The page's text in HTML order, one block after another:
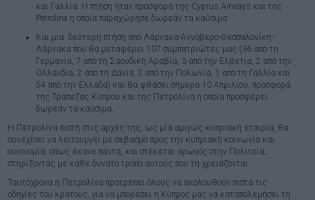
και Γαλλία. Η πτήση ήταν προσφορά της Cyprus Airways και της
Petrolina η οποία παραχώρησε δωρεάν τα καύσιμα
Και μια δεύτερη πτήση από Λάρνακα-Αννόβερο-Θεσσαλονίκη-
Λάρνακα που θα μεταφέρει 107 συμπατριώτες μας (36 από τη
Γερμανία, 7 από τη Σαουδική Αραβία, 3 από την Ελβετία, 2 από την
Ολλανδία, 2 από τη Δανία, 2 από την Πολωνία, 1 από τη Γαλλία και
54 από την Ελλάδα) και θα φθάσει σήμερα 10 Απριλίου, προσφορά
της Τράπεζας Κύπρου και της Πετρολίνα η οποία προσφέρει
δωρεάν τα καύσιμα.
Η Πετρολίνα πιστή στις αρχές της, ως μία αμιγώς κυπριακή εταιρία, θα
συνεχίσει να λειτουργεί με σεβασμό προς την κυπριακή κοινωνία και
οικονομία, όπως έκανε πάντα, και στέκεται αρωγός στην Πολιτεία,
στηρίζοντας με κάθε δυνατό τρόπο αυτούς που τη χρειάζονται.
Ταυτόχρονα η Πετρολίνα προτρέπει όλους να ακολουθούν πιστά τις
οδηγίες του κράτους, για να μπορέσει η Κύπρος μας να καταπολεμήσει τη